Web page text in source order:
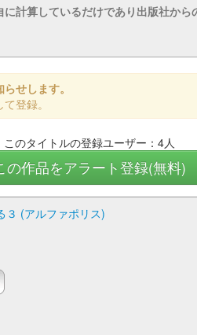
計算しているだけであり出版社か
せします。
登録。
このタイトルの登録ユーザー：4人
の作品をアラート登録(無料)
３ (アルファポリス)